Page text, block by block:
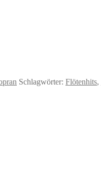
Schlagwörter: Flötenhits,